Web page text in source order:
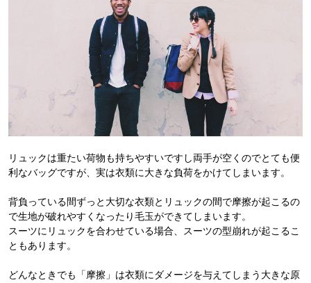
リュックは重たい荷物も持ちやすいですし両手が空くのでとても便
利なバッグですが、実は衣類に大きな負荷をかけてしまいます。
背負っている間ずっと大切な衣類とリュックの間で摩擦が起こるの
で生地が破れやすくなったり毛玉ができてしまいます。
スーツにリュックを合わせている場合、スーツの型崩れが起こるこ
ともあります。
どんなときでも「摩擦」は衣類にダメージを与えてしまう大きな原